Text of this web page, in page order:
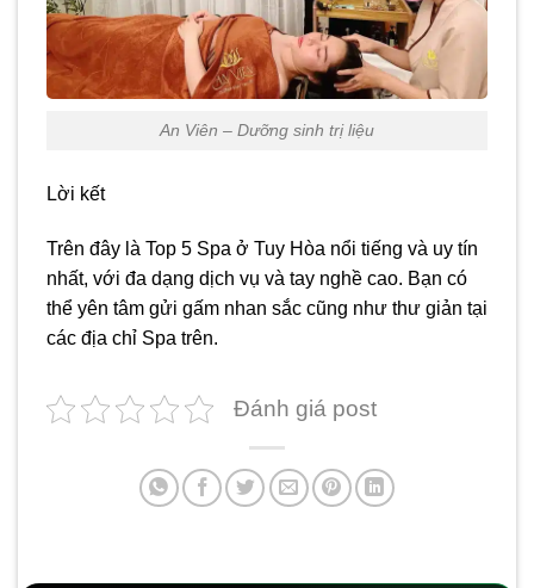
An Viên – Dưỡng sinh trị liệu
Lời kết
Trên đây là Top 5 Spa ở Tuy Hòa nổi tiếng và uy tín
nhất, với đa dạng dịch vụ và tay nghề cao. Bạn có
thể yên tâm gửi gấm nhan sắc cũng như thư giản tại
các địa chỉ Spa trên.
Đánh giá post